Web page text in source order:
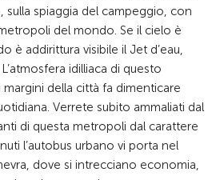
sulla spiaggia del campeggio, con
del mondo. Se il cielo è
è addirittura visibile il Jet d’eau,
idilliaca di questo
della città fa dimenticare
Verrete subito ammaliati dal
di questa metropoli dal carattere
l’autobus urbano vi porta nel
dove si intrecciano economia,